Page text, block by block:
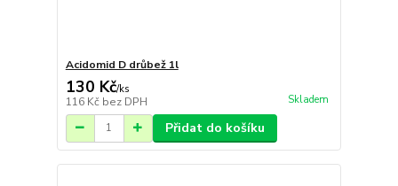
Acidomid D drůbež 1l
130 Kč/ks
116 Kč bez DPH Skladem
Přidat do košíku